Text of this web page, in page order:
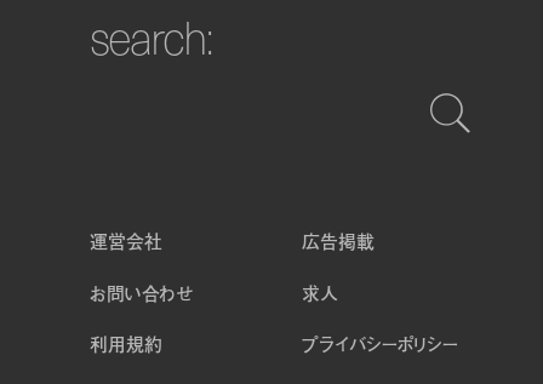
search:
運営会社
広告掲載
お問い合わせ
求人
利用規約 プライバシーポリシー